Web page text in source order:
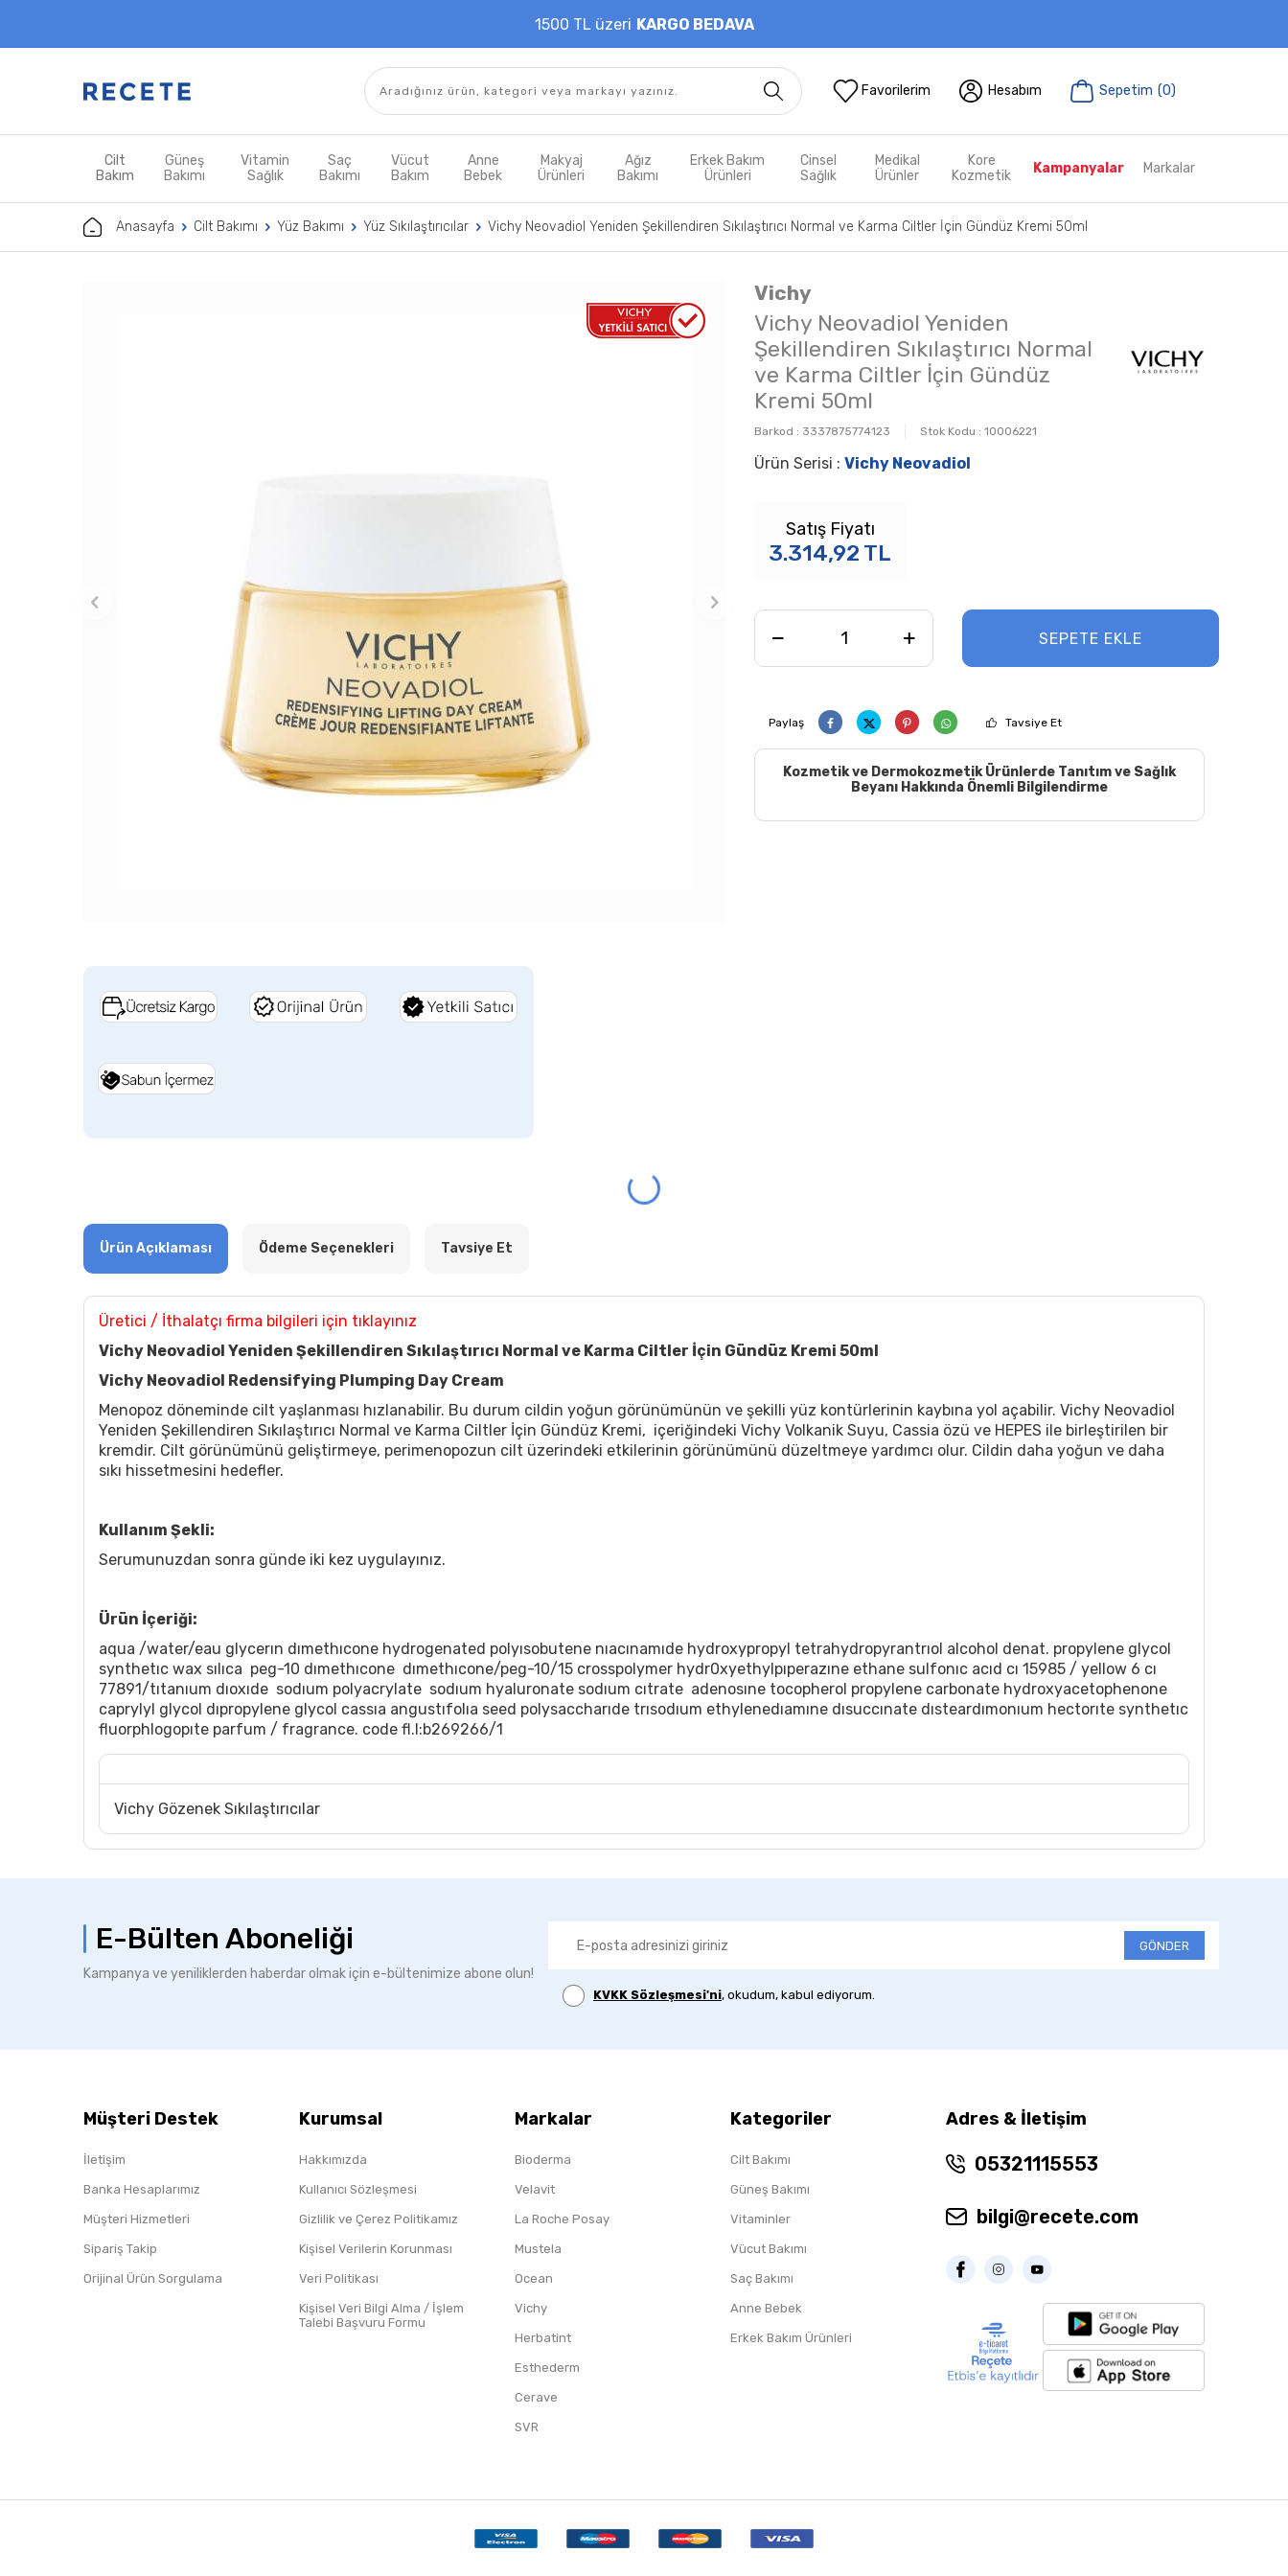
1500 TL üzeri KARGO BEDAVA
Favorilerim Hesabım Sepetim (0)
Cilt
Bakım
Güneş
Bakımı
Vitamin
Sağlık
Saç
Bakımı
Vücut
Bakım
Anne
Bebek
Makyaj
Ürünleri
Ağız
Bakımı
Erkek Bakım
Ürünleri
Cinsel
Sağlık
Medikal
Ürünler
Kore
Kozmetik
Kampanyalar Markalar
Anasayfa Cilt Bakımı Yüz Bakımı Yüz Sıkılaştırıcılar Vichy Neovadiol Yeniden Şekillendiren Sıkılaştırıcı Normal ve Karma Ciltler İçin Gündüz Kremi 50ml
Vichy
Vichy Neovadiol Yeniden
Şekillendiren Sıkılaştırıcı Normal
ve Karma Ciltler İçin Gündüz
Kremi 50ml
Barkod : 3337875774123 Stok Kodu : 10006221
Ürün Serisi : Vichy Neovadiol
Satış Fiyatı
3.314,92 TL
SEPETE EKLE
Paylaş Tavsiye Et
Kozmetik ve Dermokozmetik Ürünlerde Tanıtım ve Sağlık
Beyanı Hakkında Önemli Bilgilendirme
Ürün Açıklaması Ödeme Seçenekleri Tavsiye Et
Üretici / İthalatçı firma bilgileri için tıklayınız
Vichy Neovadiol Yeniden Şekillendiren Sıkılaştırıcı Normal ve Karma Ciltler İçin Gündüz Kremi 50ml
Vichy Neovadiol Redensifying Plumping Day Cream
Menopoz döneminde cilt yaşlanması hızlanabilir. Bu durum cildin yoğun görünümünün ve şekilli yüz kontürlerinin kaybına yol açabilir. Vichy Neovadiol
Yeniden Şekillendiren Sıkılaştırıcı Normal ve Karma Ciltler İçin Gündüz Kremi, içeriğindeki Vichy Volkanik Suyu, Cassia özü ve HEPES ile birleştirilen bir
kremdir. Cilt görünümünü geliştirmeye, perimenopozun cilt üzerindeki etkilerinin görünümünü düzeltmeye yardımcı olur. Cildin daha yoğun ve daha
sıkı hissetmesini hedefler.
Kullanım Şekli:
Serumunuzdan sonra günde iki kez uygulayınız.
Ürün İçeriği:
aqua /water/eau glycerın dımethıcone hydrogenated polyısobutene nıacınamıde hydroxypropyl tetrahydropyrantrıol alcohol denat. propylene glycol
synthetıc wax sılıca peg-10 dımethıcone dımethıcone/peg-10/15 crosspolymer hydr0xyethylpıperazıne ethane sulfonıc acıd cı 15985 / yellow 6 cı
77891/tıtanıum dıoxıde sodıum polyacrylate sodıum hyaluronate sodıum cıtrate adenosıne tocopherol propylene carbonate hydroxyacetophenone
caprylyl glycol dıpropylene glycol cassıa angustıfolıa seed polysaccharıde trısodıum ethylenedıamıne dısuccınate dısteardımonıum hectorıte synthetıc
fluorphlogopıte parfum / fragrance. code fl.l:b269266/1
Vichy Gözenek Sıkılaştırıcılar
E-Bülten Aboneliği
Kampanya ve yeniliklerden haberdar olmak için e-bültenimize abone olun!
GÖNDER
KVKK Sözleşmesi'ni, okudum, kabul ediyorum.
Müşteri Destek
İletişim
Banka Hesaplarımız
Müşteri Hizmetleri
Sipariş Takip
Orijinal Ürün Sorgulama
Kurumsal
Hakkımızda
Kullanıcı Sözleşmesi
Gizlilik ve Çerez Politikamız
Kişisel Verilerin Korunması
Veri Politikası
Kişisel Veri Bilgi Alma / İşlem
Talebi Başvuru Formu
Markalar
Bioderma
Velavit
La Roche Posay
Mustela
Ocean
Vichy
Herbatint
Esthederm
Cerave
SVR
Kategoriler
Cilt Bakımı
Güneş Bakımı
Vitaminler
Vücut Bakımı
Saç Bakımı
Anne Bebek
Erkek Bakım Ürünleri
Adres & İletişim
05321115553
bilgi@recete.com